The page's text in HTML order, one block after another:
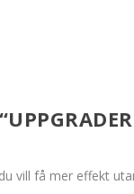
vill få mer effekt